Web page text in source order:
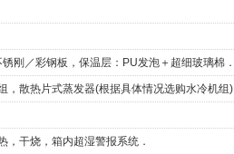
刚／彩钢板，保温层：PU发泡＋超细玻璃棉．
，散热片式蒸发器(根据具体情况选购水冷机组)
，干烧，箱内超湿警报系统．